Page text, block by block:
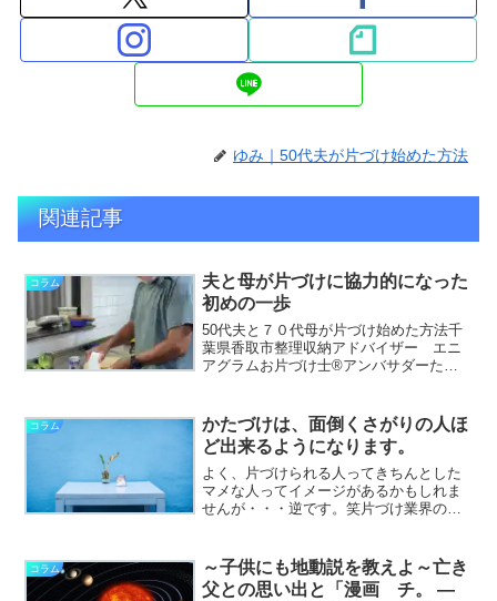
ゆみ｜50代夫が片づけ始めた方法
関連記事
コラム
夫と母が片づけに協力的になった
初めの一歩
50代夫と７０代母が片づけ始めた方法千
葉県香取市整理収納アドバイザー エニ
アグラムお片づけ士®アンバサダーたか
のおかたづけ」はこちら私の20代のだら
しなかった頃を振り返...
コラム
かたづけは、面倒くさがりの人ほ
ど出来るようになります。
よく、片づけられる人ってきちんとした
マメな人ってイメージがあるかもしれま
せんが・・・逆です。笑片づけ業界の
る面倒くさいからすぐしまえるようにす
る面倒くさいからすぐわかるよ...
コラム
～子供にも地動説を教えよ～亡き
父との思い出と「漫画 チ。 ―